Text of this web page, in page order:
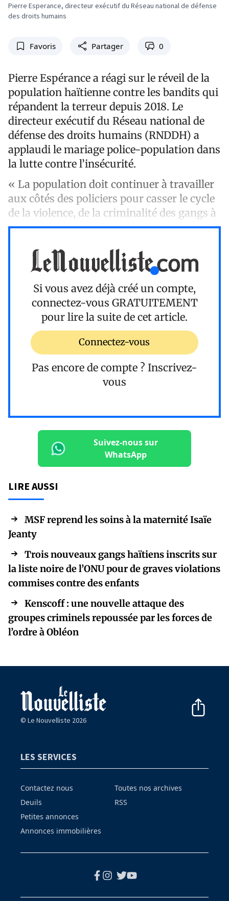
Pierre Esperance, directeur exécutif du Réseau national de défense
des droits humains
Favoris Partager 0
Pierre Espérance a réagi sur le réveil de la
population haïtienne contre les bandits qui
répandent la terreur depuis 2018. Le
directeur exécutif du Réseau national de
défense des droits humains (RNDDH) a
applaudi le mariage police-population dans
la lutte contre l’insécurité.
« La population doit continuer à travailler
aux côtés des policiers pour casser le cycle
de la violence, de la criminalité des gangs à
Si vous avez déjà créé un compte,
connectez-vous GRATUITEMENT
pour lire la suite de cet article.
Connectez-vous
Pas encore de compte ? Inscrivez-
vous
Suivez-nous sur
WhatsApp
LIRE AUSSI
MSF reprend les soins à la maternité Isaïe
Jeanty
Trois nouveaux gangs haïtiens inscrits sur
la liste noire de l’ONU pour de graves violations
commises contre des enfants
Kenscoff : une nouvelle attaque des
groupes criminels repoussée par les forces de
l’ordre à Obléon
© Le Nouvelliste 2026
LES SERVICES
Contactez nous
Deuils
Petites annonces
Annonces immobilières
Toutes nos archives
RSS